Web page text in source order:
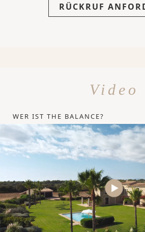
RÜCKRUF
Video
WER IST THE BALANCE?